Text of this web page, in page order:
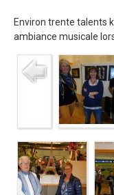
Environ trente talents
ambiance musicale